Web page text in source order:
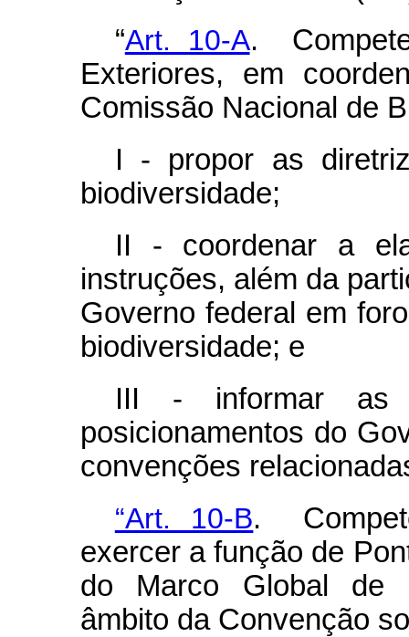
“Art. 10-A.
Exteriores, em
Comissão Nacional de
I - propor as
biodiversidade;
II - coordenar a
instruções, além da
Governo federal em
biodiversidade; e
III - informar as
posicionamentos do
convenções
“Art. 10-B.
exercer a função de
do Marco Global de
âmbito da Convenção